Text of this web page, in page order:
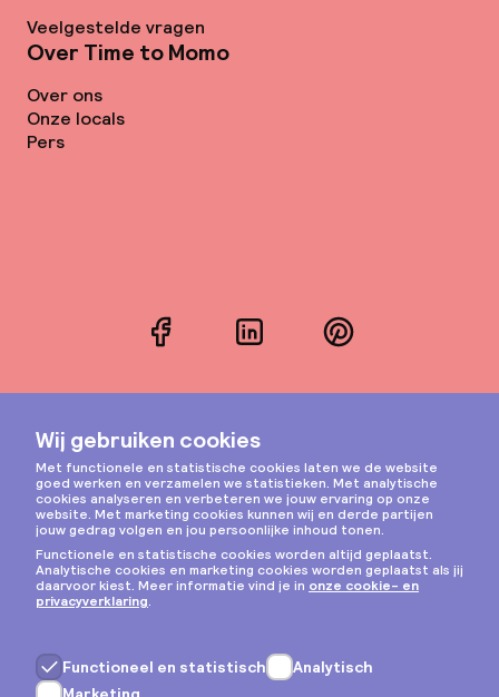
Veelgestelde vragen
Over Time to Momo
Over ons
Onze locals
Pers
FacebookLinkedInPinterest
Instagram
Privacy & cookies
Algemene voorwaarden